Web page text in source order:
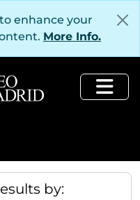
enhance your
More Info.
by: